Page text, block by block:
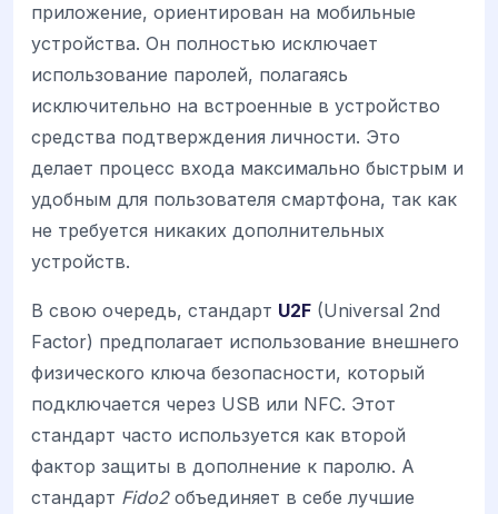
приложение, ориентирован на мобильные
устройства. Он полностью исключает
использование паролей, полагаясь
исключительно на встроенные в устройство
средства подтверждения личности. Это
делает процесс входа максимально быстрым и
удобным для пользователя смартфона, так как
не требуется никаких дополнительных
устройств.
В свою очередь, стандарт U2F (Universal 2nd
Factor) предполагает использование внешнего
физического ключа безопасности, который
подключается через USB или NFC. Этот
стандарт часто используется как второй
фактор защиты в дополнение к паролю. А
стандарт Fido2объединяет в себе лучшие